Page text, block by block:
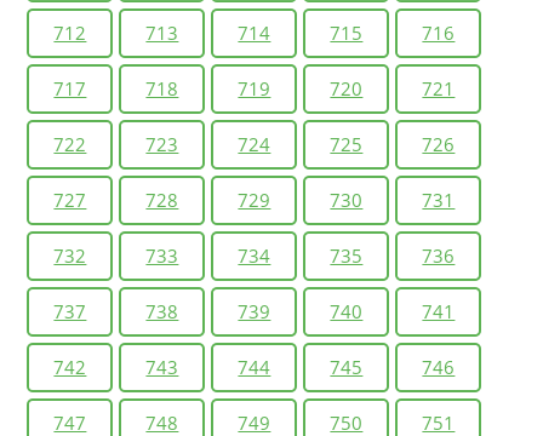
712 713 714 715 716
717 718 719 720 721
722 723 724 725 726
727 728 729 730 731
732 733 734 735 736
737 738 739 740 741
742 743 744 745 746
747 748 749 750 751